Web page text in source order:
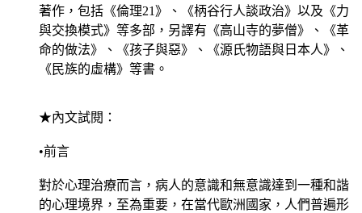
著作，包括《倫理21》、《柄谷行人談政治》以及《力
與交換模式》等多部，另譯有《高山寺的夢僧》、《革
命的做法》、《孩子與惡》、《源氏物語與日本人》、
《民族的虛構》等書。
★內文試閱：
•前言
對於心理治療而言，病人的意識和無意識達到一種和諧
的心理境界，至為重要，在當代歐洲國家，人們普遍形